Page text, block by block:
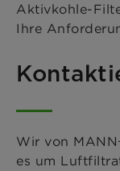
Aktivkohle-
Ihre
Wir von
es um